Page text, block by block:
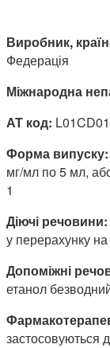
Виробник,
Федерація
Міжнародна
АТ код: L01CD01
Форма випуску:
мг/мл по 5 мл,
1
Діючі речовини:
у перерахунку
Допоміжні
етанол
застосовуються